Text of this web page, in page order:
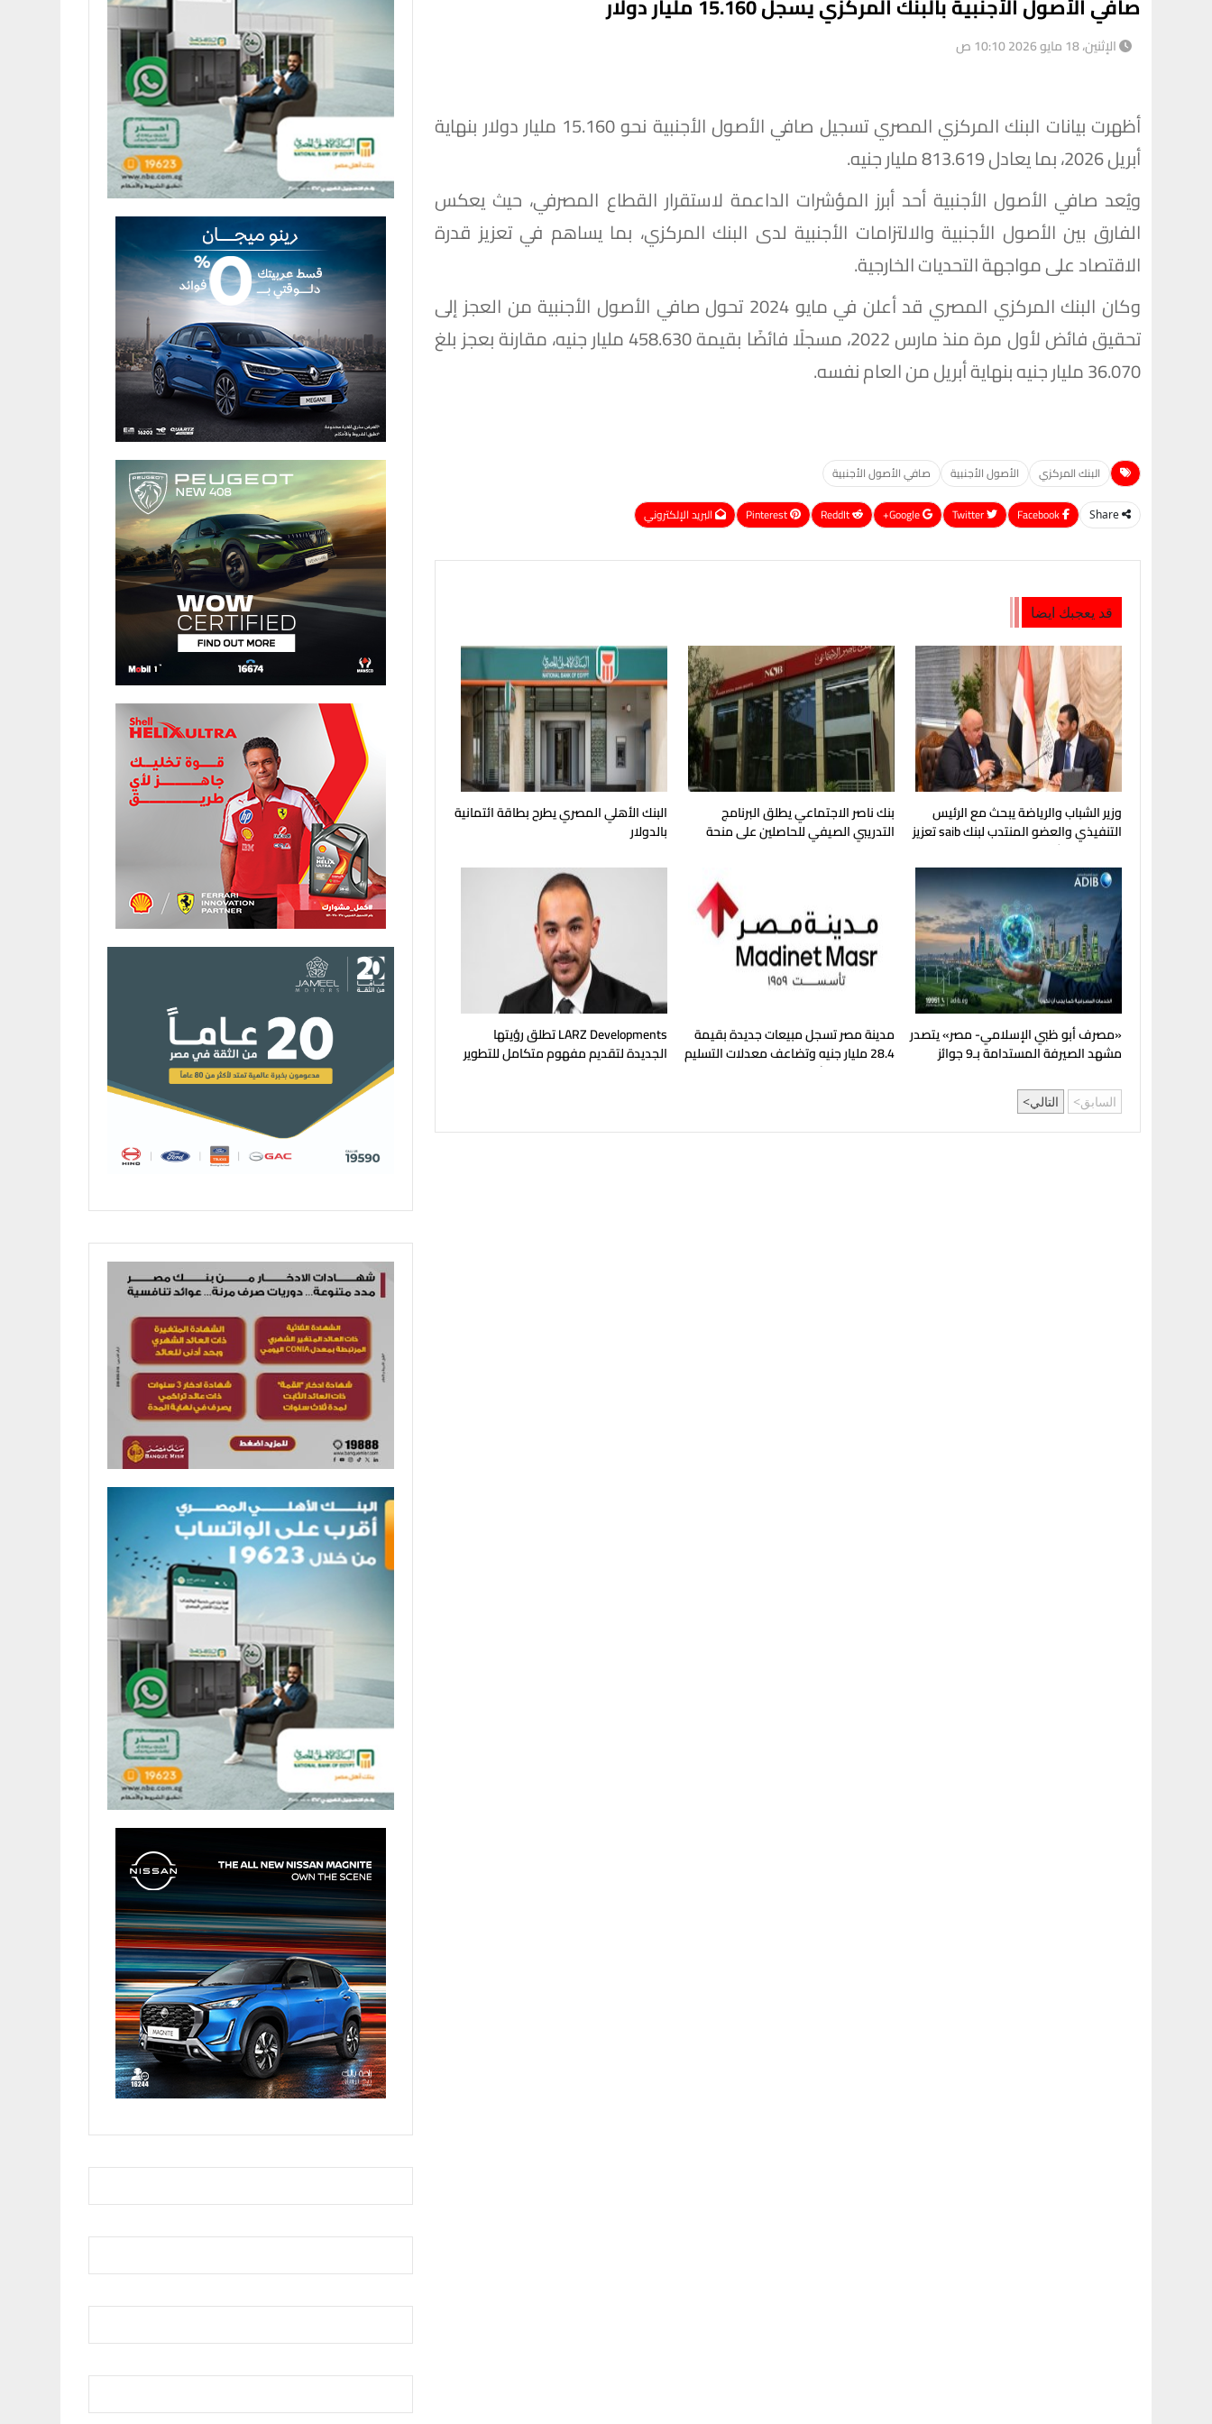
الإثنين، 18 مايو 2026 10:10 ص
أظهرت بيانات البنك المركزي المصري تسجيل صافي الأصول الأجنبية نحو 15.160 مليار دولار بنهاية
أبريل 2026، بما يعادل 813.619 مليار جنيه.
ويُعد صافي الأصول الأجنبية أحد أبرز المؤشرات الداعمة لاستقرار القطاع المصرفي، حيث يعكس
الفارق بين الأصول الأجنبية والالتزامات الأجنبية لدى البنك المركزي، بما يساهم في تعزيز قدرة
الاقتصاد على مواجهة التحديات الخارجية.
وكان البنك المركزي المصري قد أعلن في مايو 2024 تحول صافي الأصول الأجنبية من العجز إلى
تحقيق فائض لأول مرة منذ مارس 2022، مسجلًا فائضًا بقيمة 458.630 مليار جنيه، مقارنة بعجز بلغ
36.070 مليار جنيه بنهاية أبريل من العام نفسه.
البنك المركزي الأصول الأجنبية صافي الأصول الأجنبية
Share
Google+
ReddIt
Pinterest البريد الإلكتروني
قد يعجبك ايضا
وزير الشباب والرياضة يبحث مع الرئيس
التنفيذي والعضو المنتدب لبنك saib تعزيز
التعاون المشترك
بنك ناصر الاجتماعي يطلق البرنامج
التدريبي الصيفي للحاصلين على منحة
“مصيلحي” التعليمية
البنك الأهلي المصري يطرح بطاقة ائتمانية
بالدولار
«مصرف أبو ظبي الإسلامي- مصر» يتصدر
مشهد الصيرفة المستدامة بـ9 جوائز
مدينة مصر تسجل مبيعات جديدة بقيمة
28.4 مليار جنيه وتضاعف معدلات التسليم
خلال النصف الأول من 2026
LARZ Developments تطلق رؤيتها
الجديدة لتقديم مفهوم متكامل للتطوير
السابق التالي